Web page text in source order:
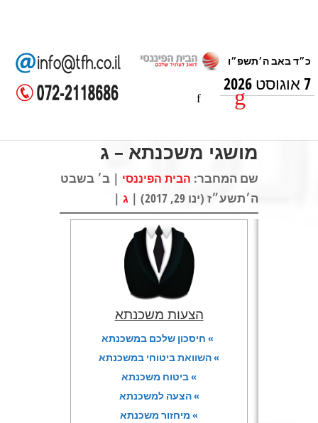
7 אוגוסט 2026
מושגי משכנתא – ג
שם המחבר: הבית הפיננסי | ב׳ בשבט
ה׳תשע״ז (ינו 29, 2017) |
ג |
הצעות משכנתא
» חיסכון שלכם במשכנתא
» השוואת ביטוחי במשכנתא
» ביטוח משכנתא
» הצעה למשכנתא
» מיחזור משכנתא